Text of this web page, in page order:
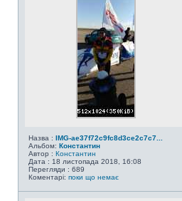
Назва : IMG-ae37f72c9fc8d3ce2c7c7...
Альбом: Константин
Автор : Константин
Дата : 18 листопада 2018, 16:08
Перегляди : 689
Коментарі: поки що немає